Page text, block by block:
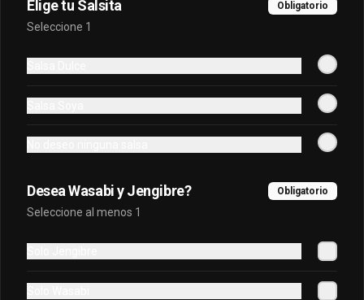
Queso, cebollín, salmón furai, camarón
Oriental Tuna Acevichado
acevichada.
Osaka Oriental
Elige tu Salsita Obligatorio
Seleccione 1
Desea Wasabi y Jengibre? Obligatorio
Seleccione al menos 1